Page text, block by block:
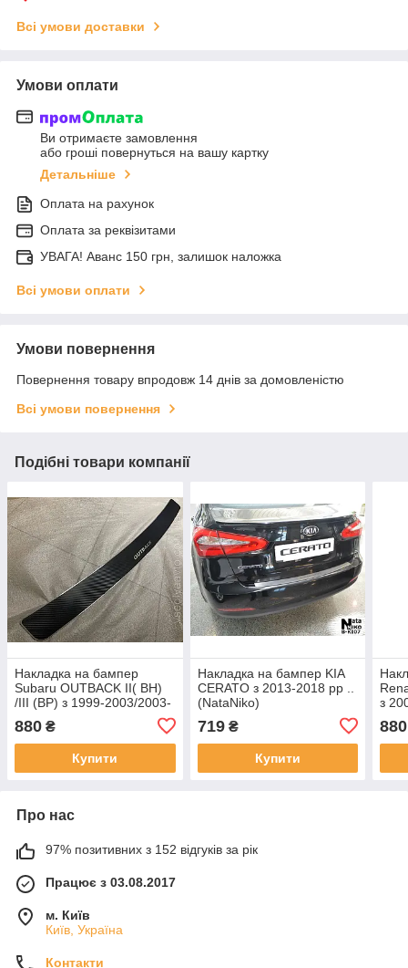
Всі умови доставки
Умови оплати
Ви отримаєте замовлення
або гроші повернуться на вашу картку
Детальніше
Оплата на рахунок
Оплата за реквізитами
УВАГА! Аванс 150 грн, залишок наложка
Всі умови оплати
Умови повернення
Повернення товару впродовж 14 днів за домовленістю
Всі умови повернення
Подібні товари компанії
Накладка на бампер
Subaru OUTBACK II( BH)
/III (BP) з 1999-2003/2003-
Carbon)
880 ₴
Купити
Накладка на бампер KIA
CERATO з 2013-2018 рр ..
(NataNiko)
719₴
Купити
з
880
Про нас
97% позитивних з 152 відгуків за рік
Працює з 03.08.2017
м. Київ
Київ, Україна
Контакти